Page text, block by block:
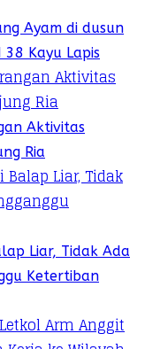
Ayam di dusun
38 Kayu Lapis
Aktivitas
Ria
Liar, Tidak Ada
Ketertiban